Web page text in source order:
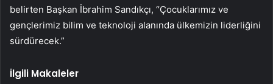
belirten Başkan İbrahim Sandıkçı, “Çocuklarımız ve
gençlerimiz bilim ve teknoloji alanında ülkemizin liderliğini
sürdürecek.”
İlgili Makaleler